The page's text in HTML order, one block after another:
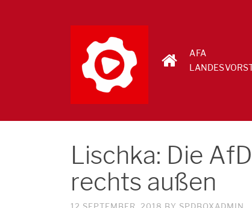
AFA
Lischka: Die
rechts außen